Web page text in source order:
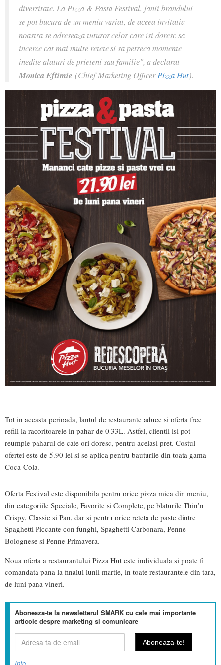
diversitate. La Pizza & Pasta Festival, fanii brandului
se pot bucura de un meniu variat, de aceea invitatia
noastra se adreseaza tuturor celor care isi doresc sa
incerce cat mai multe retete si sa petreca momente
inedite alaturi de prieteni sau familie", a declarat
Monica Eftimie (Chief Marketing OfficerPizza Hut).
Tot in aceasta perioada, lantul de restaurante aduce si oferta free
refill la racoritoarele in pahar de 0,33L. Astfel, clientii isi pot
reumple paharul de cate ori doresc, pentru acelasi pret. Costul
ofertei este de 5.90 lei si se aplica pentru bauturile din toata gama
Coca-Cola.
Oferta Festival este disponibila pentru orice pizza mica din meniu,
din categoriile Speciale, Favorite si Complete, pe blaturile Thin’n
Crispy, Classic si Pan, dar si pentru orice reteta de paste dintre
Spaghetti Piccante con funghi, Spaghetti Carbonara, Penne
Bolognese si Penne Primavera.
Noua oferta a restaurantului Pizza Hut este individuala si poate fi
comandata pana la finalul lunii martie, in toate restaurantele din tara,
de luni pana vineri.
Aboneaza-te la newsletterul SMARK cu cele mai importante
articole despre marketing si comunicare
Info